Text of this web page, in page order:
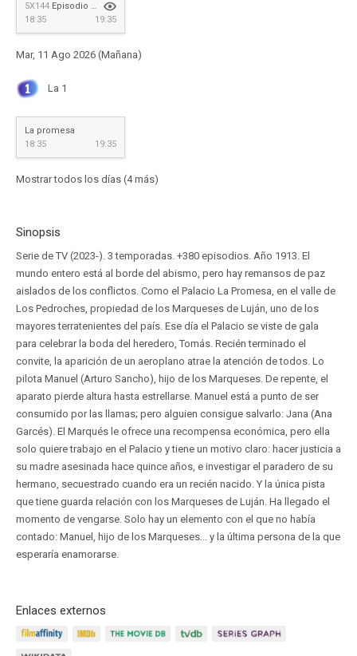
5X144 Episodio 884
18:35
19:35
Mar, 11 Ago 2026 (Mañana)
La 1
La promesa
18:35
19:35
Mostrar todos los días (4 más)
Sinopsis
Serie de TV (2023-). 3 temporadas. +380 episodios. Año 1913. El
mundo entero está al borde del abismo, pero hay remansos de paz
aislados de los conflictos. Como el Palacio La Promesa, en el valle de
Los Pedroches, propiedad de los Marqueses de Luján, uno de los
mayores terratenientes del país. Ese día el Palacio se viste de gala
para celebrar la boda del heredero, Tomás. Recién terminado el
convite, la aparición de un aeroplano atrae la atención de todos. Lo
pilota Manuel (Arturo Sancho), hijo de los Marqueses. De repente, el
aparato pierde altura hasta estrellarse. Manuel está a punto de ser
consumido por las llamas; pero alguien consigue salvarlo: Jana (Ana
Garcés). El Marqués le ofrece una recompensa económica, pero ella
solo quiere trabajo en el Palacio y tiene un motivo claro: hacer justicia a
su madre asesinada hace quince años, e investigar el paradero de su
hermano, secuestrado cuando era un recién nacido. Y la única pista
que tiene guarda relación con los Marqueses de Luján. Ha llegado el
momento de vengarse. Solo hay un elemento con el que no había
contado: Manuel, hijo de los Marqueses... y la última persona de la que
esperaría enamorarse.
Enlaces externos